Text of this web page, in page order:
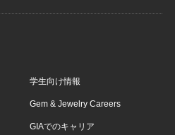
学生向け情報
Gem & Jewelry Careers
GIAでのキャリア